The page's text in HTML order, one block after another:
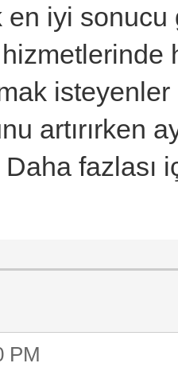
en iyi
hizmetlerinde
artırırken
Daha fazlası
PM